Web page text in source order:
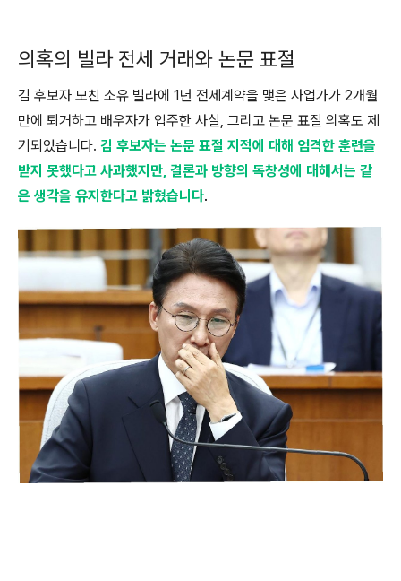
의혹의 빌라 전세 거래와 논문 표절
김 후보자 모친 소유 빌라에 1년 전세계약을 맺은 사업가가 2개월
만에 퇴거하고 배우자가 입주한 사실, 그리고 논문 표절 의혹도 제
기되었습니다. 김 후보자는 논문 표절 지적에 대해 엄격한 훈련을
받지 못했다고 사과했지만, 결론과 방향의 독창성에 대해서는 같
은 생각을 유지한다고 밝혔습니다.